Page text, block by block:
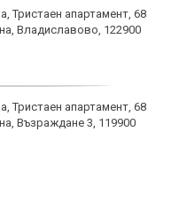
Тристаен апартамент, 68
Владиславово, 122900
Тристаен апартамент, 68
Възраждане 3, 119900